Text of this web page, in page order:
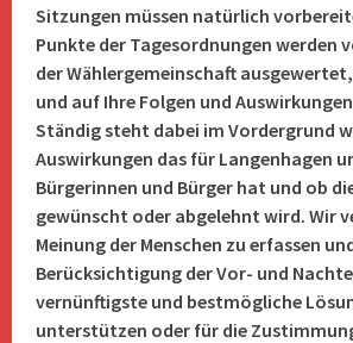
Sitzungen müssen natürlich
Punkte der Tagesordnungen werden
der Wählergemeinschaft
und auf Ihre Folgen und
Ständig steht dabei im Vordergrund
Auswirkungen das für Langenhagen
Bürgerinnen und Bürger hat und ob
gewünscht oder abgelehnt wird. Wir
Meinung der Menschen zu erfassen
Berücksichtigung der Vor- und
vernünftigste und bestmögliche
unterstützen oder für die